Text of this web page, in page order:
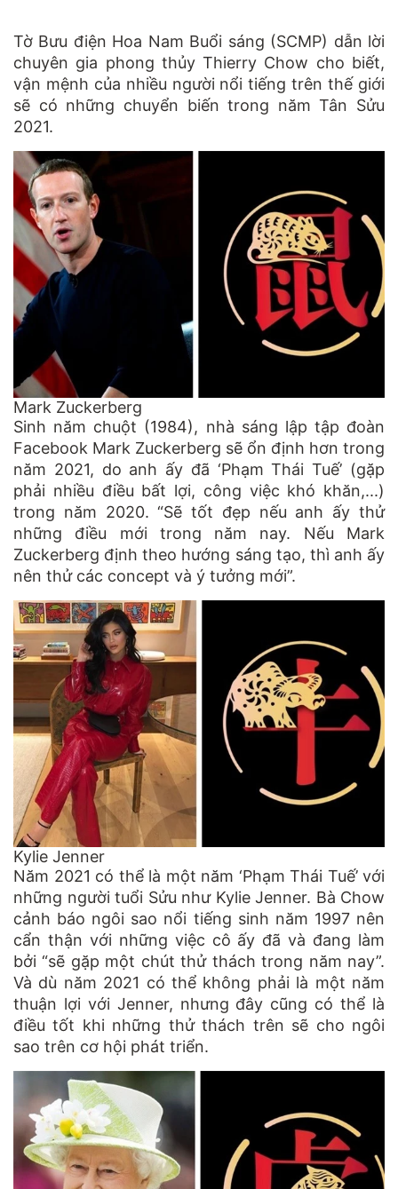
Tờ Bưu điện Hoa Nam Buổi sáng (SCMP) dẫn lời
chuyên gia phong thủy Thierry Chow cho biết,
vận mệnh của nhiều người nổi tiếng trên thế giới
sẽ có những chuyển biến trong năm Tân Sửu
2021.
Mark Zuckerberg
Sinh năm chuột (1984), nhà sáng lập tập đoàn
Facebook Mark Zuckerberg sẽ ổn định hơn trong
năm 2021, do anh ấy đã ‘Phạm Thái Tuế’ (gặp
phải nhiều điều bất lợi, công việc khó khăn,...)
trong năm 2020. “Sẽ tốt đẹp nếu anh ấy thử
những điều mới trong năm nay. Nếu Mark
Zuckerberg định theo hướng sáng tạo, thì anh ấy
nên thử các concept và ý tưởng mới”.
Kylie Jenner
Năm 2021 có thể là một năm ‘Phạm Thái Tuế’ với
những người tuổi Sửu như Kylie Jenner. Bà Chow
cảnh báo ngôi sao nổi tiếng sinh năm 1997 nên
cẩn thận với những việc cô ấy đã và đang làm
bởi “sẽ gặp một chút thử thách trong năm nay”.
Và dù năm 2021 có thể không phải là một năm
thuận lợi với Jenner, nhưng đây cũng có thể là
điều tốt khi những thử thách trên sẽ cho ngôi
sao trên cơ hội phát triển.